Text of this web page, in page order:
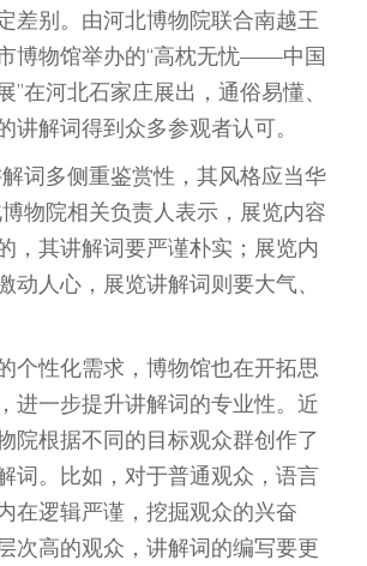
差别。由河北博物院联合南越王
博物馆举办的“高枕无忧——中国
”在河北石家庄展出，通俗易懂、
讲解词得到众多参观者认可。
词多侧重鉴赏性，其风格应当华
物院相关负责人表示，展览内容
，其讲解词要严谨朴实；展览内
动人心，展览讲解词则要大气、
个性化需求，博物馆也在开拓思
进一步提升讲解词的专业性。近
院根据不同的目标观众群创作了
词。比如，对于普通观众，语言
在逻辑严谨，挖掘观众的兴奋
次高的观众，讲解词的编写要更